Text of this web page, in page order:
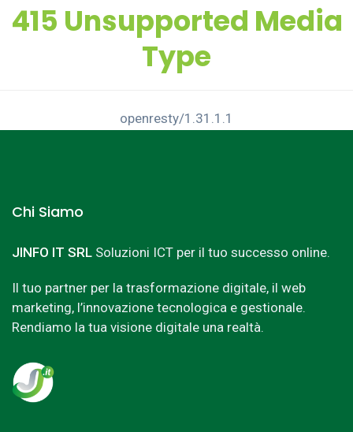
415 Unsupported Media
Type
openresty/1.31.1.1
Chi Siamo
JINFO IT SRL Soluzioni ICT per il tuo successo online.
Il tuo partner per la trasformazione digitale, il web
marketing, l’innovazione tecnologica e gestionale.
Rendiamo la tua visione digitale una realtà.